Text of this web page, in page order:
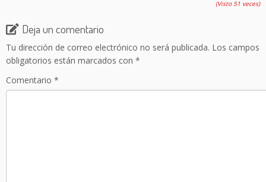
(Visto 51 veces)
Deja un comentario
Tu dirección de correo electrónico no será publicada. Los campos
obligatorios están marcados con *
Comentario *